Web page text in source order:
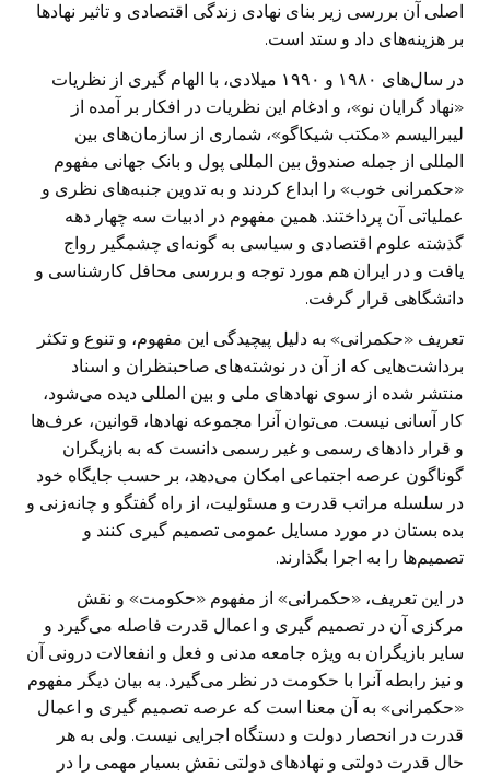
اصلی آن بررسی زیر بنای نهادی زندگی اقتصادی و تاثیر نهاد‌ها
بر هزینه‌های داد و ستد است.
در سال‌های ۱۹۸۰ و ۱۹۹۰ میلادی، با الهام گیری از نظریات
«نهاد گرایان نو»، و ادغام این نظریات در افکار بر آمده از
لیبرالیسم «مکتب شیکاگو»، شماری از سازمان‌های بین
المللی از جمله صندوق بین المللی پول و بانک جهانی مفهوم
«حکمرانی خوب» را ابداع کردند و به تدوین جنبه‌های نظری و
عملیاتی آن پرداختند. همین مفهوم در ادبیات سه چهار دهه
گذشته علوم اقتصادی و سیاسی به گونه‌ای چشمگیر رواج
یافت و در ایران هم مورد توجه و بررسی محافل کارشناسی و
دانشگاهی قرار گرفت.
تعریف «حکمرانی» به دلیل پیچیدگی این مفهوم، و تنوع و تکثر
برداشت‌هایی که از آن در نوشته‌های صاحبنظران و اسناد
منتشر شده از سوی نهاد‌های ملی و بین المللی دیده می‌شود،
کار آسانی نیست. می‌توان آنرا مجموعه نهاد‌ها، قوانین، عرف‌ها
و قرار داد‌های رسمی و غیر رسمی دانست که به بازیگران
گوناگون عرصه اجتماعی امکان می‌دهد، بر حسب جایگاه خود
در سلسله مراتب قدرت و مسئولیت، از راه گفتگو و چانه‌زنی و
بده بستان در مورد مسایل عمومی تصمیم گیری کنند و
تصمیم‌ها را به اجرا بگذارند.
در این تعریف، «حکمرانی» از مفهوم «حکومت» و نقش
مرکزی آن در تصمیم گیری و اعمال قدرت فاصله می‌گیرد و
سایر بازیگران به ویژه جامعه مدنی و فعل و انفعالات درونی آن
و نیز رابطه آنرا با حکومت در نظر می‌گیرد. به بیان دیگر مفهوم
«حکمرانی» به آن معنا است که عرصه تصمیم گیری و اعمال
قدرت در انحصار دولت و دستگاه اجرایی نیست. ولی به هر
حال قدرت دولتی و نهاد‌های دولتی نقش بسیار مهمی را در